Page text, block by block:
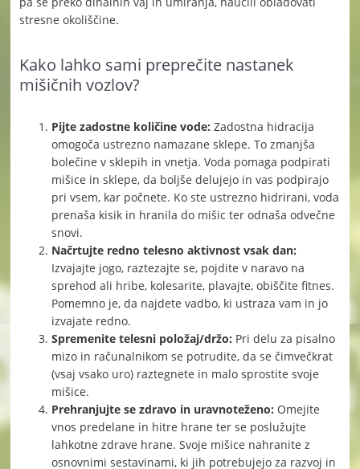
stresne okoliščine.
Kako lahko sami preprečite nastanek
mišičnih vozlov?
Pijte zadostne količine vode: Zadostna hidracija
omogoča ustrezno namazane sklepe. To zmanjša
bolečine v sklepih in vnetja. Voda pomaga podpirati
mišice in sklepe, da boljše delujejo in vas podpirajo
pri vsem, kar počnete. Ko ste ustrezno hidrirani, voda
prenaša kisik in hranila do mišic ter odnaša odvečne
snovi.
Načrtujte redno telesno aktivnost vsak dan:
Izvajajte jogo, raztezajte se, pojdite v naravo na
sprehod ali hribe, kolesarite, plavajte, obiščite fitnes.
Pomemno je, da najdete vadbo, ki ustraza vam in jo
izvajate redno.
Spremenite telesni položaj/držo: Pri delu za pisalno
mizo in računalnikom se potrudite, da se čimvečkrat
(vsaj vsako uro) raztegnete in malo sprostite svoje
mišice.
Prehranjujte se zdravo in uravnoteženo: Omejite
vnos predelane in hitre hrane ter se poslužujte
lahkotne zdrave hrane. Svoje mišice nahranite z
osnovnimi sestavinami, ki jih potrebujejo za razvoj in